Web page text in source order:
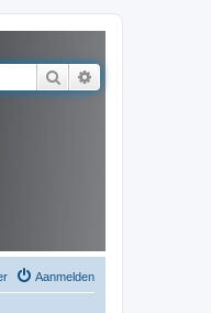
Zoek
Aanmelden